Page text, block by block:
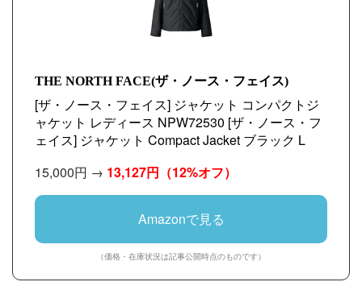
THE NORTH FACE(ザ・ノース・フェイス)
[ザ・ノース・フェイス] ジャケット コンパクトジ
ャケット レディース NPW72530 [ザ・ノース・フ
ェイス] ジャケット Compact Jacket ブラック L
15,000円 → 13,127円 （12%オフ）
Amazonで見る
（価格・在庫状況は記事公開時点のものです）